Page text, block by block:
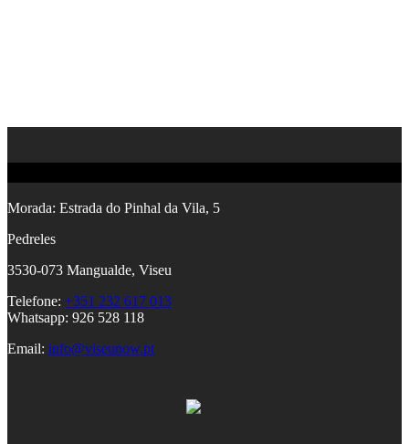
Morada: Estrada do Pinhal da Vila, 5
Pedreles
3530-073 Mangualde, Viseu
Telefone: +351 232 617 013
Whatsapp: 926 528 118
Email: info@viseunow.pt